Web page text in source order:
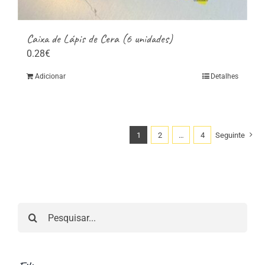
Caixa de Lápis de Cera (6 unidades)
0.28€
Adicionar Detalhes
1 2 … 4 Seguinte